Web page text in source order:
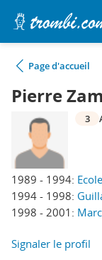
Page d'accueil
Pierre
1989 - 1994:
1994 - 1998:
1998 - 2001:
3
Signaler le profil